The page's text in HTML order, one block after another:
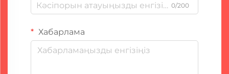
0/200
Хабарлама